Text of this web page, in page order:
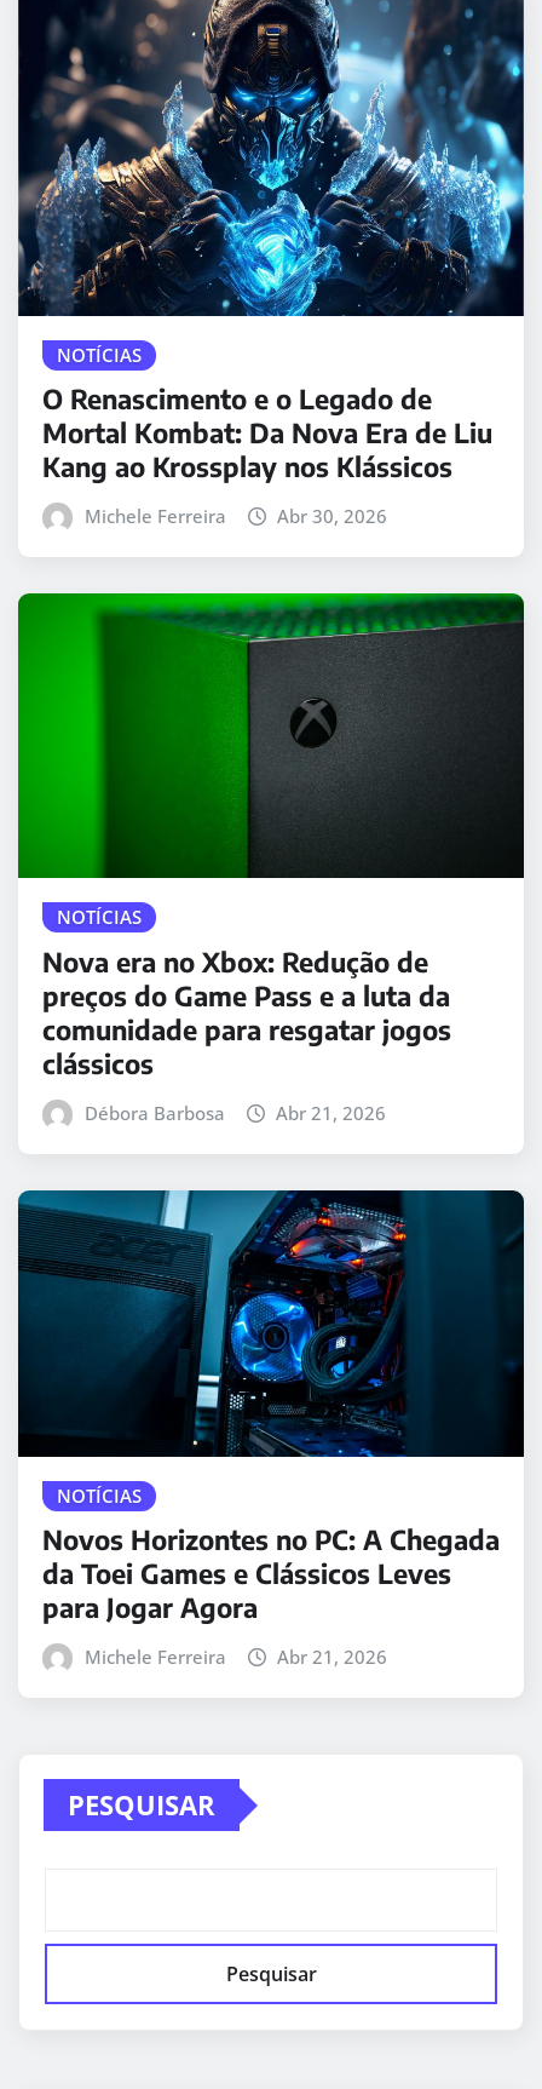
NOTÍCIAS
O Renascimento e o Legado de
Mortal Kombat: Da Nova Era de Liu
Kang ao Krossplay nos Klássicos
Michele Ferreira Abr 30, 2026
NOTÍCIAS
Nova era no Xbox: Redução de
preços do Game Pass e a luta da
comunidade para resgatar jogos
clássicos
Débora Barbosa Abr 21, 2026
NOTÍCIAS
Novos Horizontes no PC: A Chegada
da Toei Games e Clássicos Leves
para Jogar Agora
Michele Ferreira Abr 21, 2026
PESQUISAR
Pesquisar